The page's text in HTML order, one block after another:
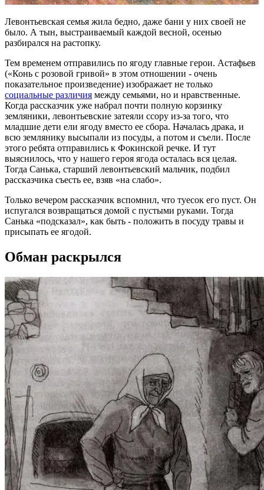
Левонтьевская семья жила бедно, даже бани у них своей не
было. А тын, выстраиваемый каждой весной, осенью
разбирался на растопку.
Тем временем отправились по ягоду главные герои. Астафьев
(«Конь с розовой гривой» в этом отношении - очень
показательное произведение) изображает не только
социальные различия между семьями, но и нравственные.
Когда рассказчик уже набрал почти полную корзинку
земляники, левонтьевские затеяли ссору из-за того, что
младшие дети ели ягоду вместо ее сбора. Началась драка, и
всю землянику высыпали из посуды, а потом и съели. После
этого ребята отправились к Фокинской речке. И тут
выяснилось, что у нашего героя ягода осталась вся целая.
Тогда Санька, старший левонтьевский мальчик, подбил
рассказчика съесть ее, взяв «на слабо».
Только вечером рассказчик вспомнил, что туесок его пуст. Он
испугался возвращаться домой с пустыми руками. Тогда
Санька «подсказал», как быть - положить в посуду травы и
присыпать ее ягодой.
Обман раскрылся